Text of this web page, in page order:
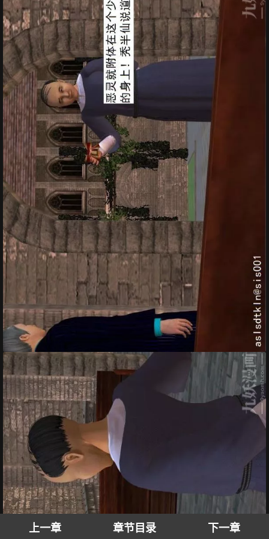
上一章 章节目录 下一章